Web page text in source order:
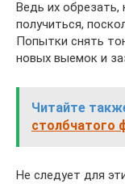
Ведь их
получиться,
Попытки снять
новых выемок и
Читайте
столбчатого
Не следует для